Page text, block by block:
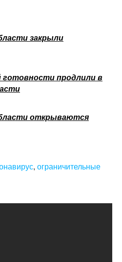
закрыли
продлили в
открываются
, ограничительные